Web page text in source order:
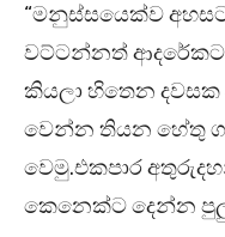
“මනුස්සයෙක්ව
වට්ටන්නත් ආදරේකට
කියලා හිතෙන
වෙන්න තියන හේතු
වෙමු.එකපාර
කෙනෙක්ට දෙන්න